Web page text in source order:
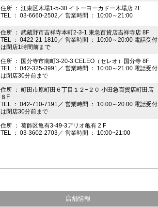
住所 ： 江東区木場1-5-30 イトーヨーカドー木場店 2F
TEL ： 03-6660-2502／ 営業時間 ： 10:00～21:00
住所 ： 武蔵野市吉祥寺本町2-3-1 東急百貨店吉祥寺店 8F
TEL ： 0422-21-1810／ 営業時間 ： 10:00～20:00 電話受付
は閉店1時間前まで
住所 ： 国分寺市南町3-20-3 CELEO（セレオ）国分寺 8F
TEL ： 042-325-3991／ 営業時間 ： 10:00～21:00 電話受付
は閉店30分前まで
住所 ： 町田市原町田６丁目１２−２０ 小田急百貨店町田店
８F
TEL ： 042-710-7191／ 営業時間 ： 10:00～20:00 電話受付
は閉店30分前まで
住所 ： 葛飾区亀有3-49-3アリオ亀有 2 F
TEL ： 03-3602-2703／ 営業時間 ： 10:00~21:00
店舗情報